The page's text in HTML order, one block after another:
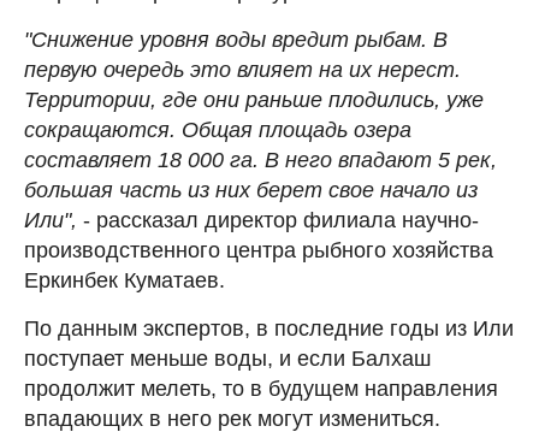
"Снижение уровня воды вредит рыбам. В
первую очередь это влияет на их нерест.
Территории, где они раньше плодились, уже
сокращаются. Общая площадь озера
составляет 18 000 га. В него впадают 5 рек,
большая часть из них берет свое начало из
Или", - рассказал директор филиала научно-
производственного центра рыбного хозяйства
Еркинбек Куматаев.
По данным экспертов, в последние годы из Или
поступает меньше воды, и если Балхаш
продолжит мелеть, то в будущем направления
впадающих в него рек могут измениться.